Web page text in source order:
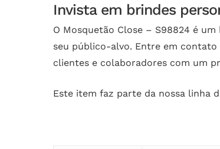
Invista em brindes
O Mosquetão Close – S98824 é
seu público-alvo. Entre em contato
clientes e colaboradores com um
Este item faz parte da nossa linha